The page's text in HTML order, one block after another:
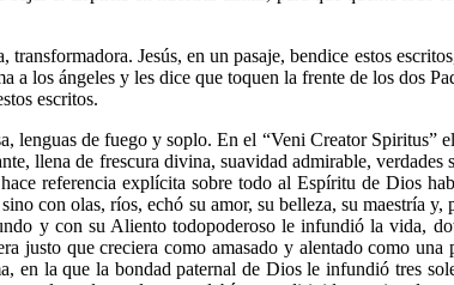
Jesús, en un pasaje, bendice estos
los ángeles y les dice que toquen la frente de los dos
escritos.
lenguas de fuego y soplo. En el “Veni Creator Spiritus”
llena de frescura divina, suavidad admirable, verdades
referencia explícita sobre todo al Espíritu de Dios
con olas, ríos, echó su amor, su belleza, su maestría y,
y con su Aliento todopoderoso le infundió la vida,
justo que creciera como amasado y alentado como una
la que la bondad paternal de Dios le infundió tres